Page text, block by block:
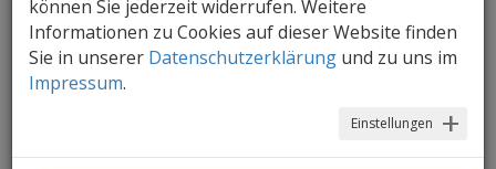
41.
Medienprojekt: Ein Zuhause für Insekten
Ausgangspunkt dieses "MeKi"-Projekts ist die
Neugier der Kinder gegenüber der Welt der Insekten
und anderer Krabbeltiere und die Frage, wohin diese
wohl im Winter verschwinden. Daraus wird die Idee…
können Sie jederzeit widerrufen. Weitere
Informationen zu Cookies auf dieser Website finden
Sie in unserer Datenschutzerklärung und zu uns im
Impressum.
Einstellungen